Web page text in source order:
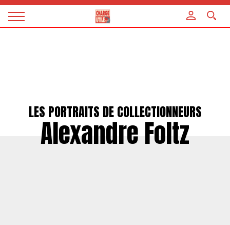
Magazine
LES PORTRAITS DE COLLECTIONNEURS
Alexandre Foltz
Panneau de gestion des cookies